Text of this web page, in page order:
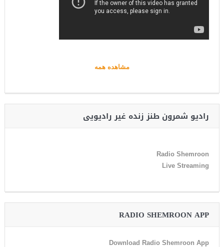
مشاهده همه
رادیو شمرون طنز زنده غیر رادیویی
Radio Shemroon
Live Streaming
RADIO SHEMROON APP
Download Radio Shemroon App